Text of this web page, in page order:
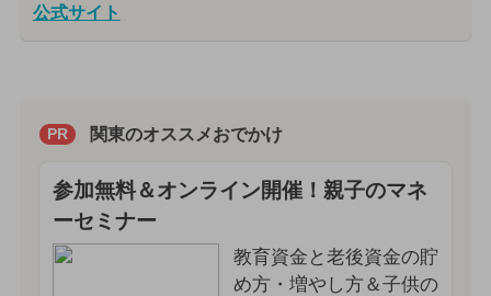
公式サイト
PR 関東のオススメおでかけ
参加無料＆オンライン開催！親子のマネ
ーセミナー
教育資金と老後資金の貯
め方・増やし方＆子供の